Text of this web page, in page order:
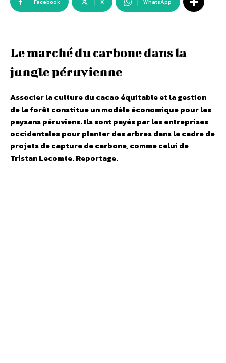
Facebook X WhatsApp
Le marché du carbone dans la
jungle péruvienne
Associer la culture du cacao équitable et la gestion
de la forêt constitue un modèle économique pour les
paysans péruviens. Ils sont payés par les entreprises
occidentales pour planter des arbres dans le cadre de
projets de capture de carbone, comme celui de
Tristan Lecomte. Reportage.